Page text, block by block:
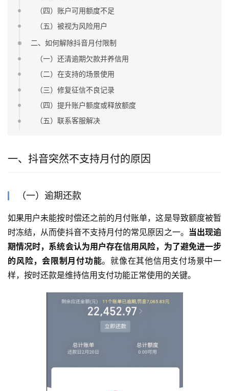
（四）账户可用额度不足
（五）被视为风险用户
二、如何解除抖音月付限制
（一）还清逾期欠款并养信用
（二）在支持的场景使用
（三）修复征信不良记录
（四）提升账户额度或释放额度
（五）联系客服解决
一、抖音突然不支持月付的原因
（一）逾期还款
如果用户未能按时偿还之前的月付账单，这是导致额度被暂
时冻结，从而使抖音不支持月付的常见原因之一。 当出现逾
期情况时，系统会认为用户存在信用风险，为了避免进一步
的风险，会限制月付功能。就像在其他信用支付场景中一
样，按时还款是维持信用支付功能正常使用的关键。